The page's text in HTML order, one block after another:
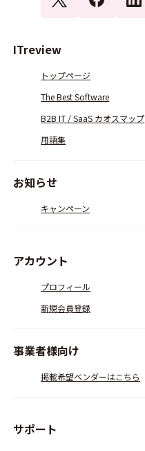
ITreview
トップページ
The Best Software
B2B IT / SaaS カオスマップ
用語集
お知らせ
キャンペーン
アカウント
プロフィール
新規会員登録
事業者様向け
掲載希望ベンダーはこちら
サポート